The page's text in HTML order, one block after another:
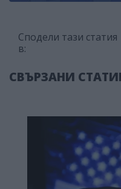
Сподели тази статия
в:
СВЪРЗАНИ